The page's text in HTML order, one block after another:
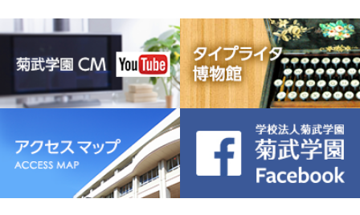
名古屋ウェディング＆フラワー・ビューティ学院
菊武幼稚園
稲葉保育園